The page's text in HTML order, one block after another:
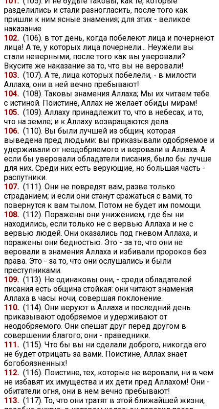
разделились и стали разногласить, после того как
пришли к ним ясные знамения; для этих - великое
наказание
102. (106). в тот день, когда побелеют лица и почернеют
лица! А те, у которых лица почернели... Неужели вы
стали неверными, после того как вы уверовали?
Вкусите же наказание за то, что вы не веровали!
103. (107). А те, лица которых побелели, - в милости
Аллаха, они в ней вечно пребывают!
104. (108). Таковы знамения Аллаха; Мы их читаем тебе
с истиной. Поистине, Аллах не желает обиды мирам!
105. (109). Аллаху принадлежит то, что в небесах, и то,
что на земле; и к Аллаху возвращаются дела.
106. (110). Вы были лучшей из общин, которая
выведена пред людьми: вы приказывали одобряемое и
удерживали от неодобряемого и веровали в Аллаха. А
если бы уверовали обладатели писания, было бы лучше
для них. Среди них есть верующие, но большая часть -
распутники.
107. (111). Они не повредят вам, разве только
страданием; и если они станут сражаться с вами, то
повернутся к вам тылом. Потом не будет им помощи.
108. (112). Поражены они унижением, где бы ни
находились, если только не с вервью Аллаха и не с
вервью людей. Они оказались под гневом Аллаха, и
поражены они бедностью. Это - за то, что они не
веровали в знамения Аллаха и избивали пророков без
права. Это - за то, что они ослушались и были
преступниками.
109. (113). Не одинаковы они, - среди обладателей
писания есть община стойкая: они читают знамения
Аллаха в часы ночи, совершая поклонение.
110. (114). Они веруют в Аллаха и последний день
приказывают одобряемое и удерживают от
неодобряемого. Они спешат друг перед другом в
совершении благого; они - праведники.
111. (115). Что бы вы ни сделали доброго, никогда его
не будет отрицать за вами. Поистине, Аллах знает
богобоязненных!
112. (116). Поистине, тех, которые не веровали, ни в чем
не избавят их имущества и их дети пред Аллахом! Они -
обитатели огня, они в нем вечно пребывают!
113. (117). То, что они тратят в этой ближайшей жизни,